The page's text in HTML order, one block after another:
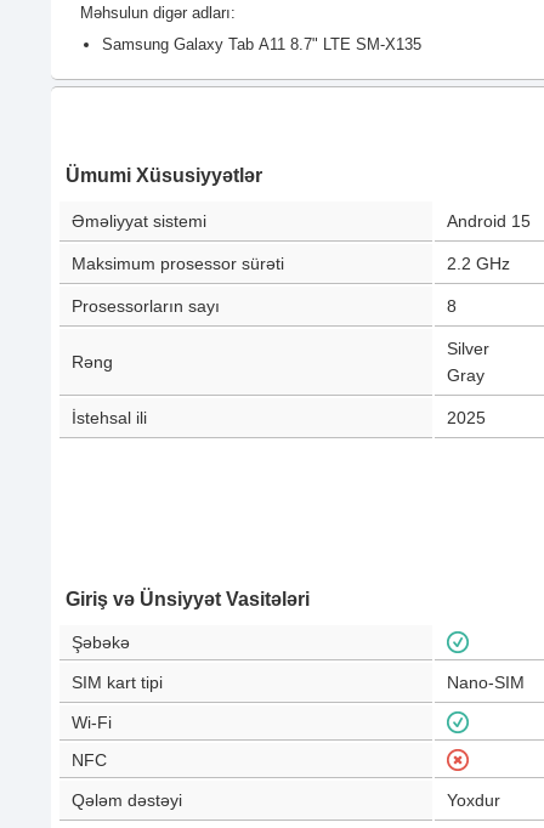
Məhsulun digər adları:
Samsung Galaxy Tab А11 8.7" LTE SM-X135
Ümumi Xüsusiyyətlər
Əməliyyat sistemi Android 15
Maksimum prosessor sürəti 2.2 GHz
Prosessorların sayı 8
Rəng
Silver
Gray
İstehsal ili 2025
Giriş və Ünsiyyət Vasitələri
Şəbəkə
SIM kart tipi Nano-SIM
Wi-Fi
NFC
Qələm dəstəyi Yoxdur